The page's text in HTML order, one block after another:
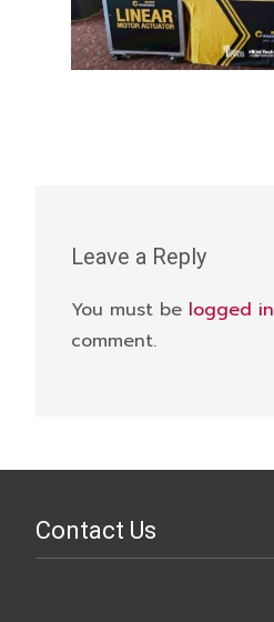
Leave a Reply
You must be logged in
comment.
Contact Us